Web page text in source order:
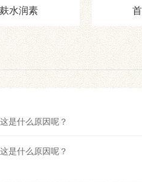
水润素
是什么原因呢？
是什么原因呢？